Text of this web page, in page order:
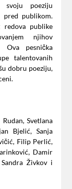
svoju poeziju
pred publikom.
publike
njihov
pesnička
talentovanih
dobru poeziju,
Svetlana
Bjelić, Sanja
Filip Perlić,
Damir
Živkov i